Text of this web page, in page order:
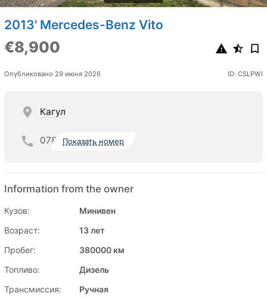
2013' Mercedes-Benz Vito
€8,900
Опубликовано 29 июня 2026 ID: CSLPWI
Кагул
078 Показать номер
Information from the owner
Кузов:
Минивен
Возраст:
13 лет
Пробег:
380000 км
Топливо:
Дизель
Трансмиссия:
Ручная